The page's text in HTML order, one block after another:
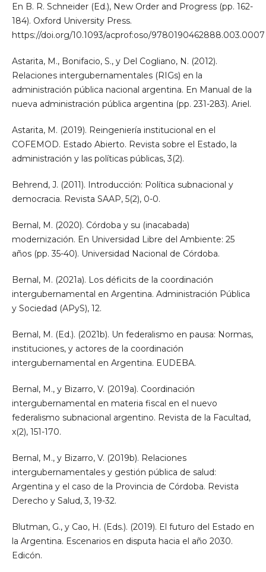
En B. R. Schneider (Ed.), New Order and Progress (pp. 162-
184). Oxford University Press.
https://doi.org/10.1093/acprof:oso/9780190462888.003.0007
Astarita, M., Bonifacio, S., y Del Cogliano, N. (2012).
Relaciones intergubernamentales (RIGs) en la
administración pública nacional argentina. En Manual de la
nueva administración pública argentina (pp. 231-283). Ariel.
Astarita, M. (2019). Reingeniería institucional en el
COFEMOD. Estado Abierto. Revista sobre el Estado, la
administración y las políticas públicas, 3(2).
Behrend, J. (2011). Introducción: Política subnacional y
democracia. Revista SAAP, 5(2), 0-0.
Bernal, M. (2020). Córdoba y su (inacabada)
modernización. En Universidad Libre del Ambiente: 25
años (pp. 35-40). Universidad Nacional de Córdoba.
Bernal, M. (2021a). Los déficits de la coordinación
intergubernamental en Argentina. Administración Pública
y Sociedad (APyS), 12.
Bernal, M. (Ed.). (2021b). Un federalismo en pausa: Normas,
instituciones, y actores de la coordinación
intergubernamental en Argentina. EUDEBA.
Bernal, M., y Bizarro, V. (2019a). Coordinación
intergubernamental en materia fiscal en el nuevo
federalismo subnacional argentino. Revista de la Facultad,
x(2), 151-170.
Bernal, M., y Bizarro, V. (2019b). Relaciones
intergubernamentales y gestión pública de salud:
Argentina y el caso de la Provincia de Córdoba. Revista
Derecho y Salud, 3, 19-32.
Blutman, G., y Cao, H. (Eds.). (2019). El futuro del Estado en
la Argentina. Escenarios en disputa hacia el año 2030.
Edicón.